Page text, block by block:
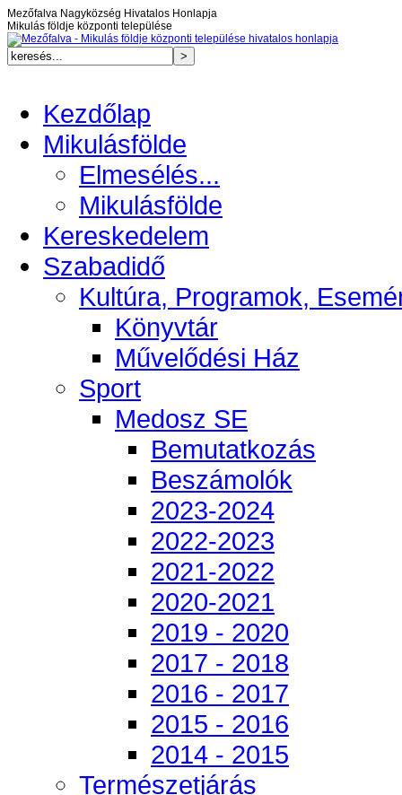
Mezőfalva Nagyközség Hivatalos Honlapja
Mikulás földje központi települése
Kezdőlap
Mikulásfölde
Elmesélés...
Mikulásfölde
Kereskedelem
Szabadidő
Kultúra, Programok,
Könyvtár
Művelődési Ház
Sport
Medosz SE
Bemutatkozás
Beszámolók
2023-2024
2022-2023
2021-2022
2020-2021
2019 - 2020
2017 - 2018
2016 - 2017
2015 - 2016
2014 - 2015
Természetjárás